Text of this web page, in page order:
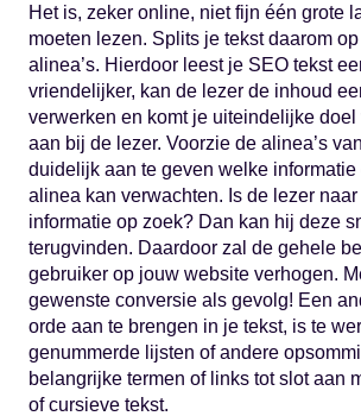
Het is, zeker online, niet fijn één grote
moeten lezen. Splits je tekst daarom
alinea’s. Hierdoor leest je SEO tekst
vriendelijker, kan de lezer de inhoud
verwerken en komt je uiteindelijke
aan bij de lezer. Voorzie de alinea’s
duidelijk aan te geven welke
alinea kan verwachten. Is de lezer
informatie op zoek? Dan kan hij deze
terugvinden. Daardoor zal de gehele
gebruiker op jouw website verhogen.
gewenste conversie als gevolg! Een
orde aan te brengen in je tekst, is te
genummerde lijsten of andere
belangrijke termen of links tot slot aan
of cursieve tekst.